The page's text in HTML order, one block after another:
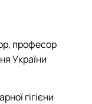
професор
України
гігієни